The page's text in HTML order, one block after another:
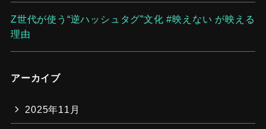
Z世代が使う“逆ハッシュタグ”文化 #映えない が映える
理由
アーカイブ
2025年11月